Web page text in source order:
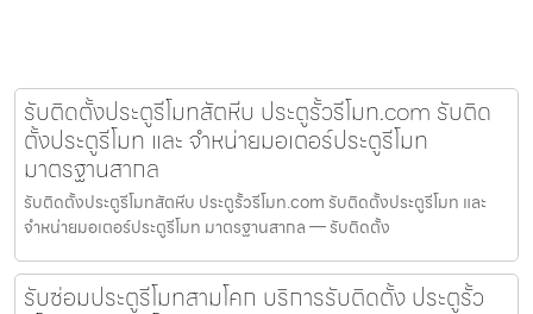
รับติดตั้งประตูรีโมทสัตหีบ ประตูรั้วรีโมท.com รับติด
ตั้งประตูรีโมท และ จำหน่ายมอเตอร์ประตูรีโมท
มาตรฐานสากล
รับติดตั้งประตูรีโมทสัตหีบ ประตูรั้วรีโมท.com รับติดตั้งประตูรีโมท และ
จำหน่ายมอเตอร์ประตูรีโมท มาตรฐานสากล — รับติดตั้ง
รับซ่อมประตูรีโมทสามโคก บริการรับติดตั้ง ประตูรั้ว